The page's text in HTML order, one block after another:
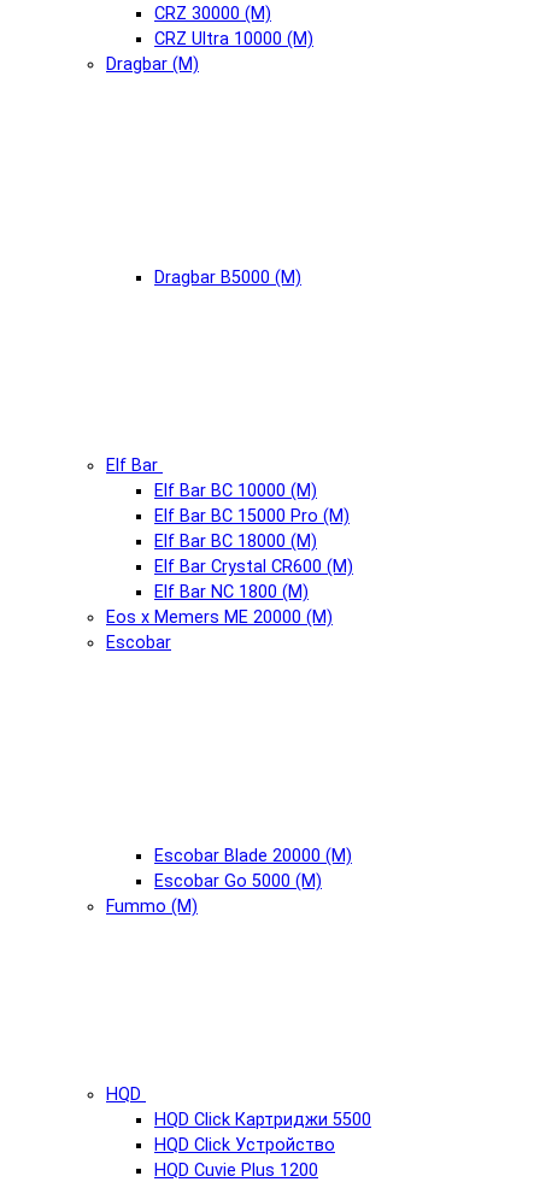
CRZ 30000 (М)
CRZ Ultra 10000 (М)
Dragbar (М)
Dragbar B5000 (М)
Elf Bar
Elf Bar BC 10000 (М)
Elf Bar BC 15000 Pro (М)
Elf Bar BC 18000 (М)
Elf Bar Crystal CR600 (М)
Elf Bar NC 1800 (М)
Eos x Memers ME 20000 (М)
Escobar
Escobar Blade 20000 (М)
Escobar Go 5000 (М)
Fummo (М)
HQD
HQD Click Картриджи 5500
HQD Click Устройство
HQD Cuvie Plus 1200